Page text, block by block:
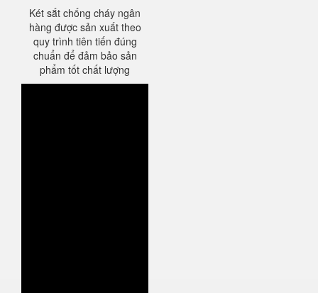
Két sắt chống cháy ngân
hàng được sản xuất theo
quy trình tiên tiến đúng
chuẩn để đảm bảo sản
phẩm tốt chất lượng